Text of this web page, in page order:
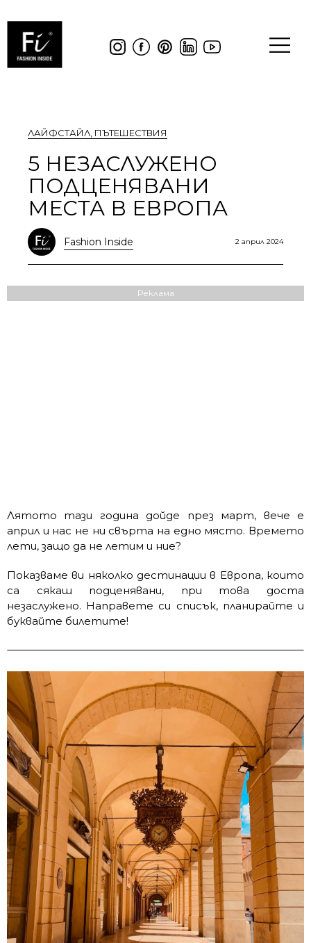
ЛАЙФСТАЙЛ ПЪТЕШЕСТВИЯ
5 НЕЗАСЛУЖЕНО
ПОДЦЕНЯВАНИ
МЕСТА В ЕВРОПА
Fashion Inside 2 април 2024
Реклама
Лятото тази година дойде през март, вече е
април и нас не ни свърта на едно място. Времето
лети, защо да не летим и ние?
Показваме ви няколко дестинации в Европа, които
са сякаш подценявани, при това доста
незаслужено. Направете си списък, планирайте и
буквайте билетите!